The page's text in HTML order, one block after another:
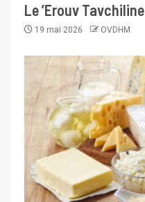
Le ’Erouv Tavchiline
19 mai 2026 OVDHM